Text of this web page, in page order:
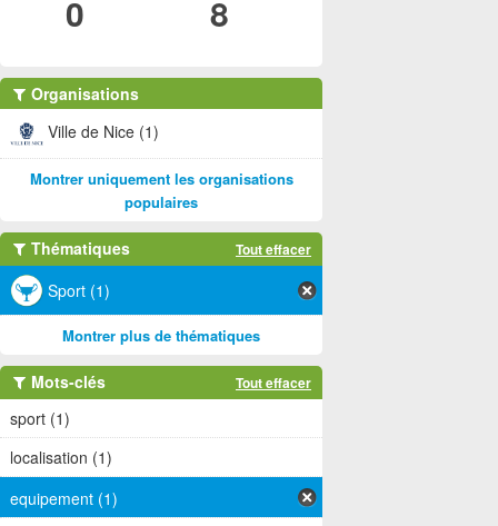
0 8
Organisations
Ville de Nice (1)
Montrer uniquement les organisations
populaires
Thématiques Tout effacer
Sport (1)
Montrer plus de thématiques
Mots-clés Tout effacer
sport (1)
localisation (1)
equipement (1)